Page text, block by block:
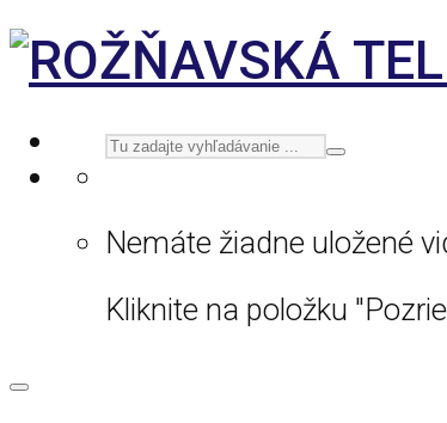
Nemáte žiadne uložené
Kliknite na položku